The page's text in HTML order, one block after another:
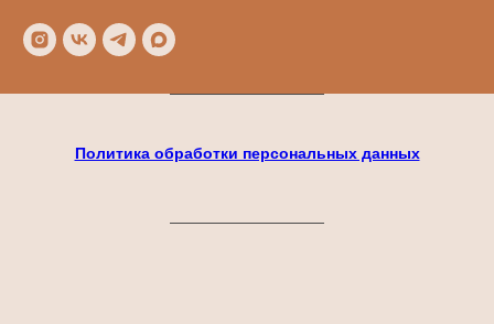
Политика обработки персональных данных